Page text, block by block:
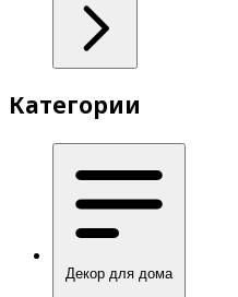
Категории
Декор для дома